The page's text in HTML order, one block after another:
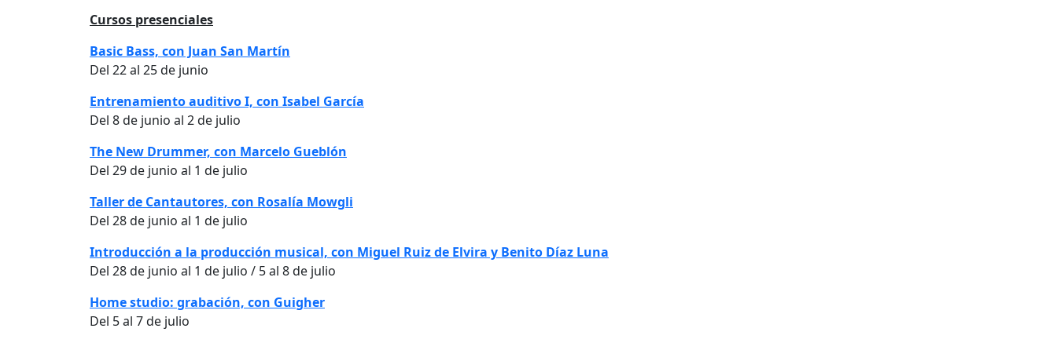
Cursos presenciales
Basic Bass, con Juan San Martín
Del 22 al 25 de junio
Entrenamiento auditivo I, con Isabel García
Del 8 de junio al 2 de julio
The New Drummer, con Marcelo Gueblón
Del 29 de junio al 1 de julio
Taller de Cantautores, con Rosalía Mowgli
Del 28 de junio al 1 de julio
Introducción a la producción musical, con Miguel Ruiz de Elvira y Benito Díaz Luna
Del 28 de junio al 1 de julio / 5 al 8 de julio
Home studio: grabación, con Guigher
Del 5 al 7 de julio